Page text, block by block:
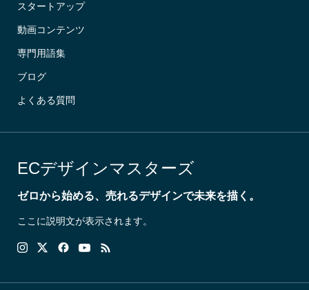
スタートアップ
動画コンテンツ
専門用語集
ブログ
よくある質問
ECデザインマスターズ
ゼロから始める、売れるデザインで未来を描く。
ここに説明文が表示されます。